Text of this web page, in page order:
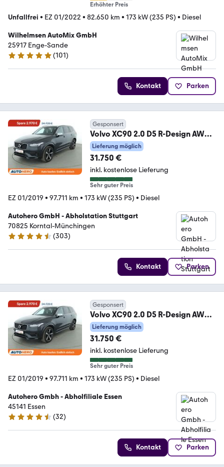
Erhöhter Preis
Unfallfrei • EZ 01/2022 • 82.650 km • 173 kW (235 PS) • Diesel
Wilhelmsen AutoMix GmbH
25917 Enge-Sande
4.9 Sterne
(101)
Kontakt Parken
Gesponsert
Volvo XC90 2.0 D5 R-Design AWD
Aut.*360CAM*HUD*ACC*HK*
Lieferung möglich
31.750 €
inkl. kostenlose Lieferung
Sehr guter Preis
EZ 01/2019 • 97.711 km • 173 kW (235 PS) • Diesel
Autohero GmbH - Abholstation Stuttgart
70825 Korntal-Münchingen
4.4 Sterne
(303)
Kontakt Parken
Gesponsert
Volvo XC90 2.0 D5 R-Design AWD
Aut.*360CAM*HUD*ACC*HK*
Lieferung möglich
31.750 €
inkl. kostenlose Lieferung
Sehr guter Preis
EZ 01/2019 • 97.711 km • 173 kW (235 PS) • Diesel
Autohero Gmbh - Abholfiliale Essen
45141 Essen
4.7 Sterne
(32)
Kontakt Parken